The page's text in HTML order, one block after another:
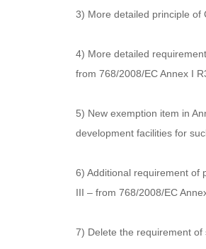
3) More detailed principle of
4) More detailed
from 768/2008/EC Annex I
5) New exemption item in
development facilities for
6) Additional requirement of
III – from 768/2008/EC
7) Delete the requirement of